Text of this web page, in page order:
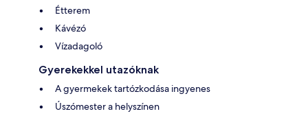
Étterem
Kávézó
Vízadagoló
Gyerekekkel utazóknak
A gyermekek tartózkodása ingyenes
Úszómester a helyszínen